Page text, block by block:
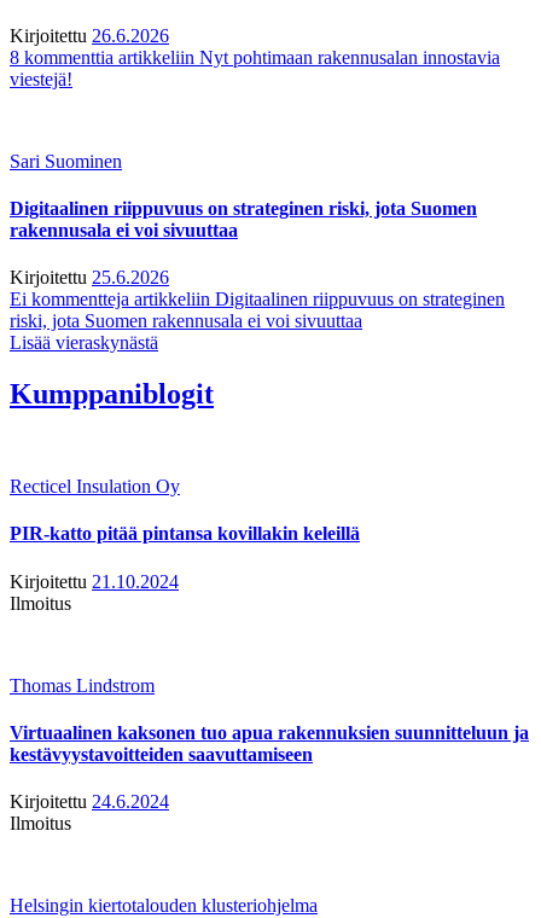
Kirjoitettu 26.6.2026
8 kommenttia artikkeliin Nyt pohtimaan rakennusalan innostavia
viestejä!
Sari Suominen
Digitaalinen riippuvuus on strateginen riski, jota Suomen
rakennusala ei voi sivuuttaa
Kirjoitettu 25.6.2026
Ei kommentteja artikkeliin Digitaalinen riippuvuus on strateginen
riski, jota Suomen rakennusala ei voi sivuuttaa
Lisää vieraskynästä
Kumppaniblogit
Recticel Insulation Oy
PIR-katto pitää pintansa kovillakin keleillä
Kirjoitettu 21.10.2024
Ilmoitus
Thomas Lindstrom
Virtuaalinen kaksonen tuo apua rakennuksien suunnitteluun ja
kestävyystavoitteiden saavuttamiseen
Kirjoitettu 24.6.2024
Ilmoitus
Helsingin kiertotalouden klusteriohjelma